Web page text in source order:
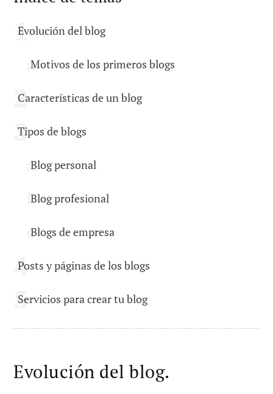
Evolución del blog
Motivos de los primeros blogs
Características de un blog
Tipos de blogs
Blog personal
Blog profesional
Blogs de empresa
Posts y páginas de los blogs
Servicios para crear tu blog
Evolución del blog.